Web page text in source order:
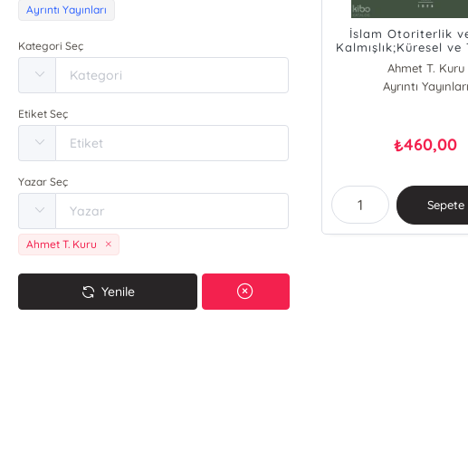
Ayrıntı Yayınları
Kategori Seç
Etiket Seç
Yazar Seç
Ahmet T. Kuru
Yenile
İslam Otoriterlik
Kalmışlık;Küresel ve
BirAhmet T. Kuru
Ayrıntı Yayınları
₺460,00
Sepete